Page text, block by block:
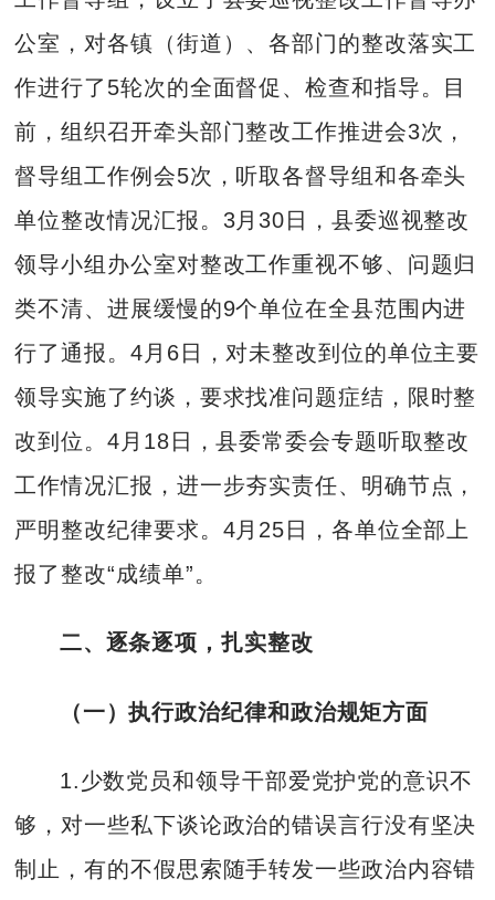
公室，对各镇（街道）、各部门的整改落实工
作进行了5轮次的全面督促、检查和指导。目
前，组织召开牵头部门整改工作推进会3次，
督导组工作例会5次，听取各督导组和各牵头
单位整改情况汇报。3月30日，县委巡视整改
领导小组办公室对整改工作重视不够、问题归
类不清、进展缓慢的9个单位在全县范围内进
行了通报。4月6日，对未整改到位的单位主要
领导实施了约谈，要求找准问题症结，限时整
改到位。4月18日，县委常委会专题听取整改
工作情况汇报，进一步夯实责任、明确节点，
严明整改纪律要求。4月25日，各单位全部上
报了整改“成绩单”。
二、逐条逐项，扎实整改
（一）执行政治纪律和政治规矩方面
1.少数党员和领导干部爱党护党的意识不
够，对一些私下谈论政治的错误言行没有坚决
制止，有的不假思索随手转发一些政治内容错